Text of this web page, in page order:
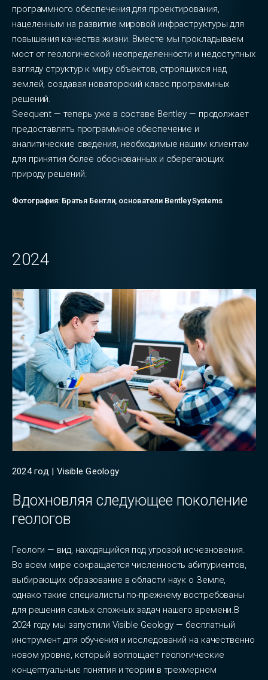
программного обеспечения для проектирования,
нацеленным на развитие мировой инфраструктуры для
повышения качества жизни. Вместе мы прокладываем
мост от геологической неопределенности и недоступных
взгляду структур к миру объектов, строящихся над
землей, создавая новаторский класс программных
решений.
Seequent — теперь уже в составе Bentley — продолжает
предоставлять программное обеспечение и
аналитические сведения, необходимые нашим клиентам
для принятия более обоснованных и сберегающих
природу решений.
Фотография: Братья Бентли, основатели Bentley Systems
2024
2024 год | Visible Geology
Вдохновляя следующее поколение
геологов
Геологи — вид, находящийся под угрозой исчезновения.
Во всем мире сокращается численность абитуриентов,
выбирающих образование в области наук о Земле,
однако такие специалисты по-прежнему востребованы
для решения самых сложных задач нашего времени.В
2024 году мы запустили Visible Geology — бесплатный
инструмент для обучения и исследований на качественно
новом уровне, который воплощает геологические
концептуальные понятия и теории в трехмерном